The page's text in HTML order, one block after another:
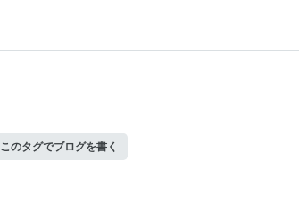
このタグでブログを書く